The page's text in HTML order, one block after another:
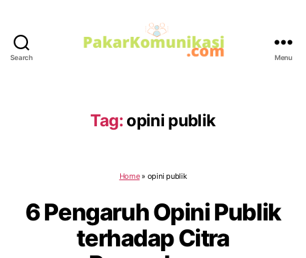
Search Menu
Tag: opini publik
Home» opini publik
6 Pengaruh Opini Publik
terhadap Citra